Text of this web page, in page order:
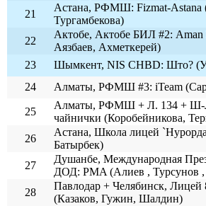
21
Астана, РФМШ: Fizmat-Astana
Тургамбекова)
22
Актобе, Актобе БИЛ #2: Aman
Аязбаев, Ахметкерей)
23
Шымкент, NIS CHBD: Што?
24
Алматы, РФМШ #3: iTeam
25
Алматы, РФМШ + Л. 134 + Ш-
чайнички (Коробейникова,
26
Астана, Школа лицей
Батырбек)
27
Душанбе, Международная
ДОД: PMA (Алиев , Турсунов
28
Павлодар + Челябинск,
(Казаков, Гужин, Шалдин)